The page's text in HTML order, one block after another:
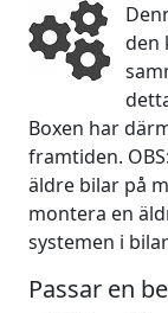
den
Boxen har
framtiden.
äldre bilar på
montera en
systemen i
Passar en